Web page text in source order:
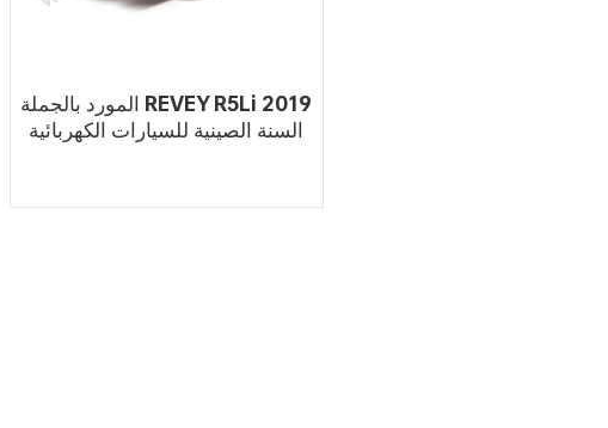
المورد بالجملة REVEY R5Li 2019
السنة الصينية للسيارات الكهربائية